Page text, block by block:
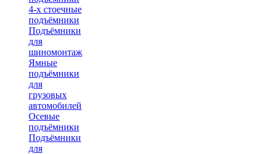
4-х стоечные
подъёмники
Подъёмники
для
шиномонтажа
Ямные
подъёмники
для
грузовых
автомобилей
Осевые
подъёмники
Подъёмники
для